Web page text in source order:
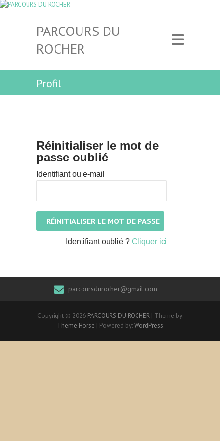
PARCOURS DU
ROCHER
Profil
Réinitialiser le mot de
passe oublié
Identifiant ou e-mail
Identifiant oublié ? Cliquer ici
parcoursdurocher@gmail.com
Copyright © 2026 PARCOURS DU ROCHER| Theme by:
Theme Horse | Powered by:WordPress